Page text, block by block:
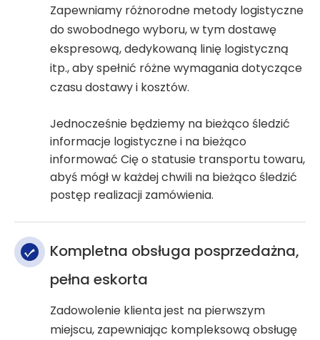
Zapewniamy różnorodne metody logistyczne
do swobodnego wyboru, w tym dostawę
ekspresową, dedykowaną linię logistyczną
itp., aby spełnić różne wymagania dotyczące
czasu dostawy i kosztów.
Jednocześnie będziemy na bieżąco śledzić
informacje logistyczne i na bieżąco
informować Cię o statusie transportu towaru,
abyś mógł w każdej chwili na bieżąco śledzić
postęp realizacji zamówienia.
Kompletna obsługa posprzedażna,
pełna eskorta
Zadowolenie klienta jest na pierwszym
miejscu, zapewniając kompleksową obsługę